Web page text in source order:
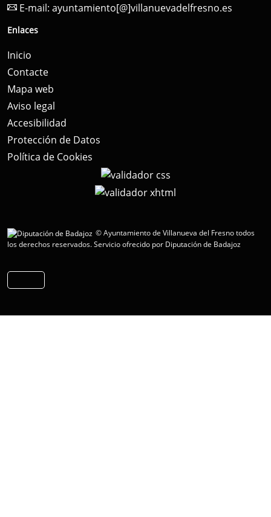
E-mail: ayuntamiento[@]villanuevadelfresno.es
Enlaces
Inicio
Contacte
Mapa web
Aviso legal
Accesibilidad
Protección de Datos
Política de Cookies
© Ayuntamiento de Villanueva del Fresno todos
los derechos reservados.Servicio ofrecido por Diputación de Badajoz